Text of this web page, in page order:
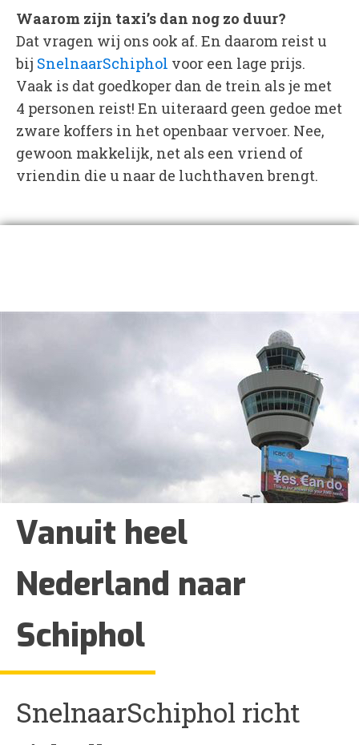
Waarom zijn taxi’s dan nog zo duur?
Dat vragen wij ons ook af. En daarom reist u
bij SnelnaarSchiphol voor een lage prijs.
Vaak is dat goedkoper dan de trein als je met
4 personen reist! En uiteraard geen gedoe met
zware koffers in het openbaar vervoer. Nee,
gewoon makkelijk, net als een vriend of
vriendin die u naar de luchthaven brengt.
Vanuit heel
Nederland naar
Schiphol
SnelnaarSchiphol richt